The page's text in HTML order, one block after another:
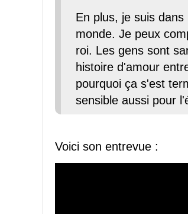
En plus, je suis
monde. Je peux
roi. Les gens sont
histoire d'amour
pourquoi ça s'est
sensible aussi pour
Voici son entrevue :